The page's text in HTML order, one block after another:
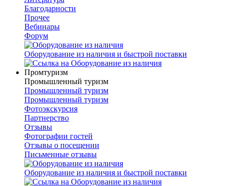
Благодарности
Прочее
Вебинары
Форум
Оборудование из наличия и быстрой поставки
Промтуризм
Промышленный туризм
Промышленный туризм
Промышленный туризм
Фотоэкскурсия
Партнерство
Отзывы
Фотографии гостей
Отзывы о посещении
Письменные отзывы
Оборудование из наличия и быстрой поставки